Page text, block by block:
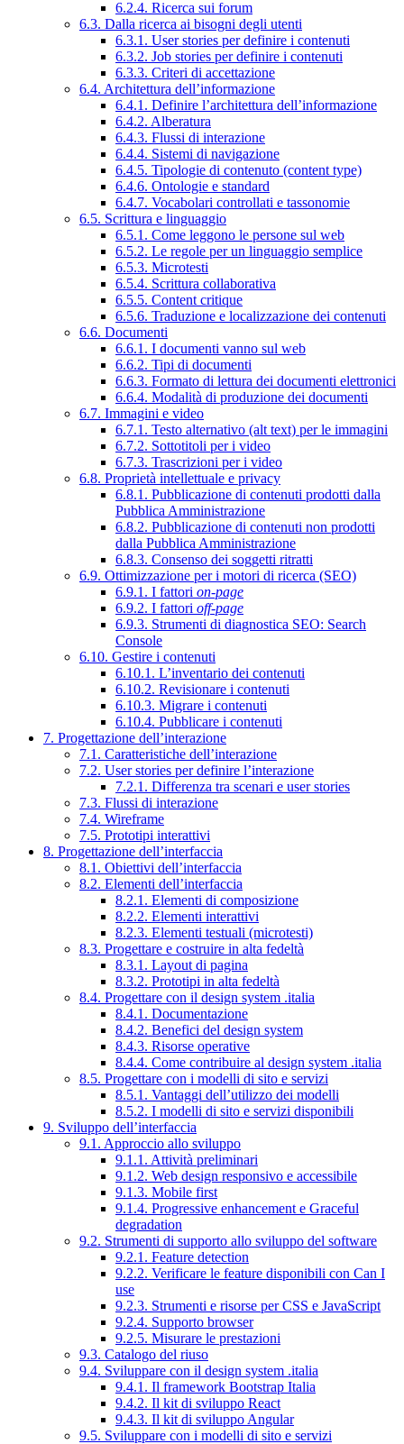
6.2.4. Ricerca sui forum
6.3. Dalla ricerca ai bisogni degli utenti
6.3.1. User stories per definire i contenuti
6.3.2. Job stories per definire i contenuti
6.3.3. Criteri di accettazione
6.4. Architettura dell’informazione
6.4.1. Definire l’architettura dell’informazione
6.4.2. Alberatura
6.4.3. Flussi di interazione
6.4.4. Sistemi di navigazione
6.4.5. Tipologie di contenuto (content type)
6.4.6. Ontologie e standard
6.4.7. Vocabolari controllati e tassonomie
6.5. Scrittura e linguaggio
6.5.1. Come leggono le persone sul web
6.5.2. Le regole per un linguaggio semplice
6.5.3. Microtesti
6.5.4. Scrittura collaborativa
6.5.5. Content critique
6.5.6. Traduzione e localizzazione dei contenuti
6.6. Documenti
6.6.1. I documenti vanno sul web
6.6.2. Tipi di documenti
6.6.3. Formato di lettura dei documenti elettronici
6.6.4. Modalità di produzione dei documenti
6.7. Immagini e video
6.7.1. Testo alternativo (alt text) per le immagini
6.7.2. Sottotitoli per i video
6.7.3. Trascrizioni per i video
6.8. Proprietà intellettuale e privacy
6.8.1. Pubblicazione di contenuti prodotti dalla
Pubblica Amministrazione
6.8.2. Pubblicazione di contenuti non prodotti
dalla Pubblica Amministrazione
6.8.3. Consenso dei soggetti ritratti
6.9. Ottimizzazione per i motori di ricerca (SEO)
6.9.1. I fattori on-page
6.9.2. I fattori off-page
6.9.3. Strumenti di diagnostica SEO: Search
Console
6.10. Gestire i contenuti
6.10.1. L’inventario dei contenuti
6.10.2. Revisionare i contenuti
6.10.3. Migrare i contenuti
6.10.4. Pubblicare i contenuti
7. Progettazione dell’interazione
7.1. Caratteristiche dell’interazione
7.2. User stories per definire l’interazione
7.2.1. Differenza tra scenari e user stories
7.3. Flussi di interazione
7.4. Wireframe
7.5. Prototipi interattivi
8. Progettazione dell’interfaccia
8.1. Obiettivi dell’interfaccia
8.2. Elementi dell’interfaccia
8.2.1. Elementi di composizione
8.2.2. Elementi interattivi
8.2.3. Elementi testuali (microtesti)
8.3. Progettare e costruire in alta fedeltà
8.3.1. Layout di pagina
8.3.2. Prototipi in alta fedeltà
8.4. Progettare con il design system .italia
8.4.1. Documentazione
8.4.2. Benefici del design system
8.4.3. Risorse operative
8.4.4. Come contribuire al design system .italia
8.5. Progettare con i modelli di sito e servizi
8.5.1. Vantaggi dell’utilizzo dei modelli
8.5.2. I modelli di sito e servizi disponibili
9. Sviluppo dell’interfaccia
9.1. Approccio allo sviluppo
9.1.1. Attività preliminari
9.1.2. Web design responsivo e accessibile
9.1.3. Mobile first
9.1.4. Progressive enhancement e Graceful
degradation
9.2. Strumenti di supporto allo sviluppo del software
9.2.1. Feature detection
9.2.2. Verificare le feature disponibili con Can I
use
9.2.3. Strumenti e risorse per CSS e JavaScript
9.2.4. Supporto browser
9.2.5. Misurare le prestazioni
9.3. Catalogo del riuso
9.4. Sviluppare con il design system .italia
9.4.1. Il framework Bootstrap Italia
9.4.2. Il kit di sviluppo React
9.4.3. Il kit di sviluppo Angular
9.5. Sviluppare con i modelli di sito e servizi